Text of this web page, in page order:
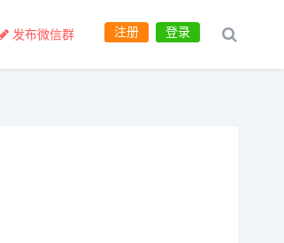
登录
注册
发布微信群